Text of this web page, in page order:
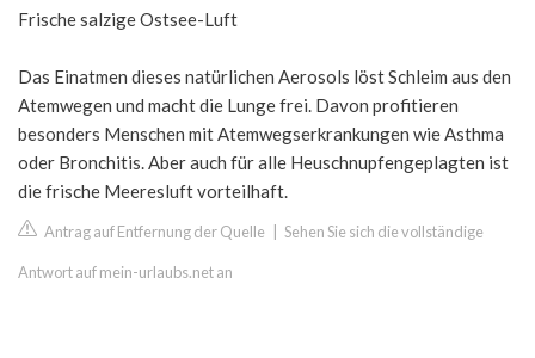
Frische salzige Ostsee-Luft
Das Einatmen dieses natürlichen Aerosols löst Schleim aus den
Atemwegen und macht die Lunge frei. Davon profitieren
besonders Menschen mit Atemwegserkrankungen wie Asthma
oder Bronchitis. Aber auch für alle Heuschnupfengeplagten ist
die frische Meeresluft vorteilhaft.
Antrag auf Entfernung der Quelle Sehen Sie sich die vollständige
Antwort auf mein-urlaubs.net an